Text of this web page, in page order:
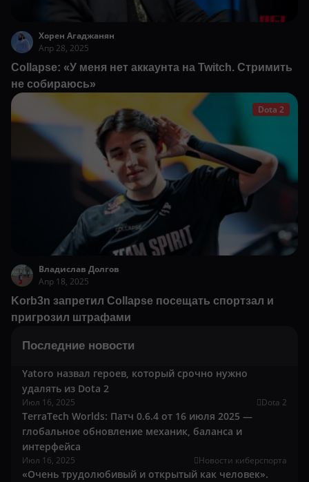
Хорен Агаджанян
Апр 28, 2025
Collapse: «У меня нет аккаунта на Twitch. Стримить
не собираюсь»
Dota 2
Владислав Долгов
Апр 18, 2025
Korb3n запретил Collapse посещать спортзал и
пригрозил штрафами
Последние новости
Yatoro назвал героев, который срочно нужно
удалять из Dota 2
Июл 16, 2025 Dota 2
TerraTech Worlds: Патч 0.6.4 от 16 июля 2025 —
глобальное обновление механик, баланса и
интерфейса
Июл 16, 2025 Новости киберспорта
«Очень трудолюбивый и открытый как человек».